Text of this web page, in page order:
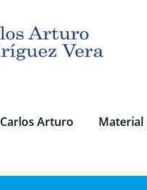
Carlos Arturo